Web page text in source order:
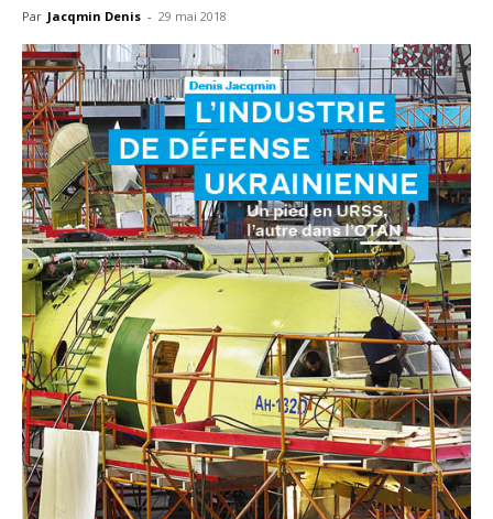
Par Jacqmin Denis - 29 mai 2018